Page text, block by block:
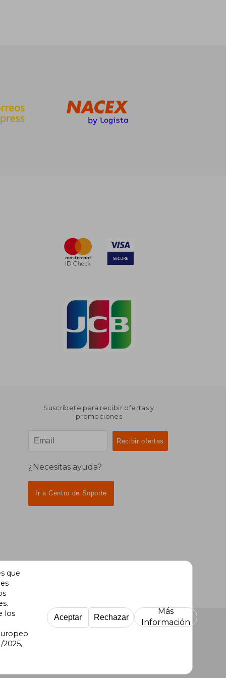
Suscríbete para recibir ofertas y
promociones
¿Necesitas ayuda?
Ir a Centro de Soporte
que
los
2025,
Aceptar Rechazar
Más
Información